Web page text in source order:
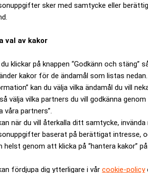
sker med samtycke eller
val av kakor
klickar på knappen “Godkänn och stäng”
kakor för de ändamål som listas nedan.
kan du välja vilka ändamål du vill
välja vilka partners du vill godkänna
våra partners”.
när du vill återkalla ditt samtycke,
baserat på berättigat intresse,
helst genom att klicka på “hantera kakor”
fördjupa dig ytterligare i vår cookie-policy
kommer att gå samman
vilket Standard Life blir största ägare i
att ha 660 miljarder pund,
till cirka 200 miljoner pund före
bli slutförd.
bolagets styrelseordförande
Lifes vd Keith Skeoch och